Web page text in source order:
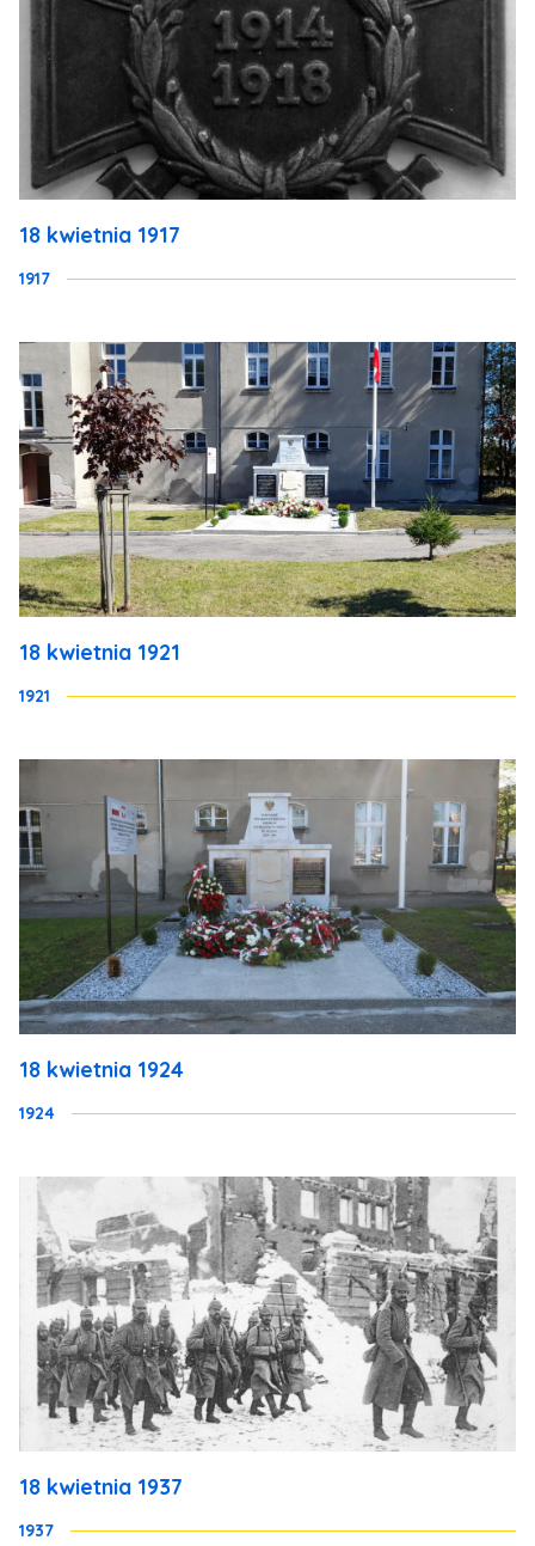
18 kwietnia 1917
1917
18 kwietnia 1921
1921
18 kwietnia 1924
1924
18 kwietnia 1937
1937